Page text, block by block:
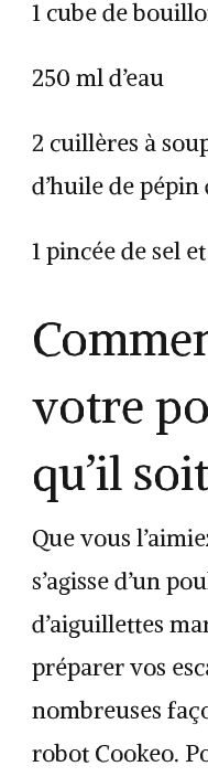
1 cube de
250 ml d’eau
2 cuillères à
d’huile de
1 pincée de sel
votre
qu’il
Que vous
s’agisse d’un
d’aiguillettes
préparer vos
nombreuses
robot Cookeo.